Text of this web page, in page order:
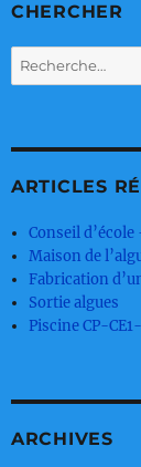
CHERCHER
Recherche
pour :
ARTICLES
Conseil
Maison de
Fabrication
Sortie algues
Piscine CP-
ARCHIVES